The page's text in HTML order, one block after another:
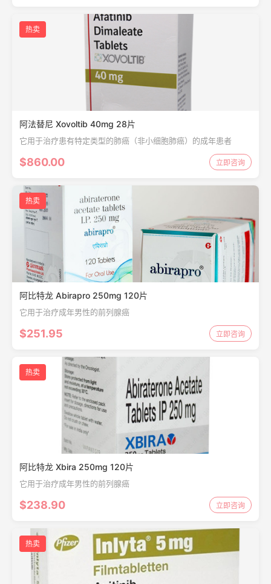
热卖
阿法替尼 Xovoltib 40mg 28片
它用于治疗患有特定类型的肺癌（非小细胞肺癌）的成年患者
$860.00 立即咨询
热卖
阿比特龙 Abirapro 250mg 120片
它用于治疗成年男性的前列腺癌
$251.95 立即咨询
热卖
阿比特龙 Xbira 250mg 120片
它用于治疗成年男性的前列腺癌
$238.90 立即咨询
热卖